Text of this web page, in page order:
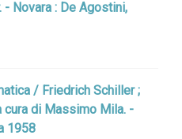
Novara : De Agostini,
/ Friedrich Schiller ;
cura di Massimo Mila. -
1958